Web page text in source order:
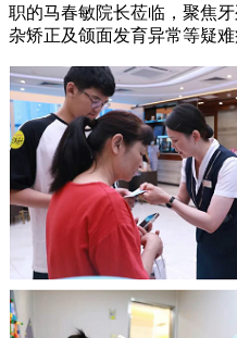
职的马春敏院长莅临，聚焦
杂矫正及颌面发育异常等疑